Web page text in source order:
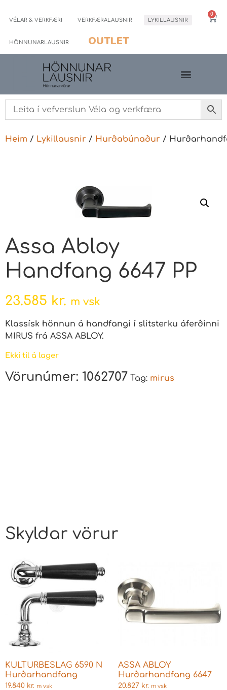
VÉLAR & VERKFÆRI VERKFÆRALAUSNIR LYKILLAUSNIR
HÖNNUNARLAUSNIR OUTLET
0
Heim / Lykillausnir / Hurðabúnaður /
Assa Abloy
Handfang 6647 PP
23.585 kr. m vsk
Klassísk hönnun á handfangi í slitsterku áferðinni
MIRUS frá ASSA ABLOY.
Ekki til á lager
Vörunúmer: 1062707 Tag: mirus
Skyldar vörur
KULTURBESLAG 6590 N
Hurðarhandfang
19.840 kr. m vsk
ASSA ABLOY
Hurðarhandfang 6647
20.827 kr. m vsk